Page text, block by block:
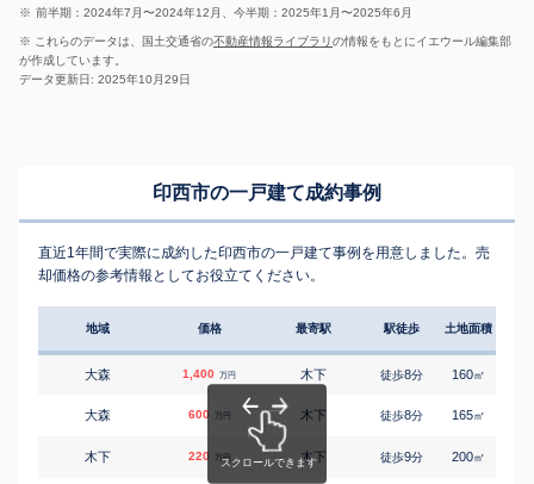
※ 前半期：2024年7月〜2024年12月、今半期：2025年1月〜2025年6月
※ これらのデータは、国土交通省の不動産情報ライブラリの情報をもとにイエウール編集部
が作成しています。
データ更新日: 2025年10月29日
印西市の一戸建て成約事例
直近1年間で実際に成約した印西市の一戸建て事例を用意しました。売
却価格の参考情報としてお役立てください。
地域 価格 最寄駅 駅徒歩 土地面積
大森 1,400 万円 木下 徒歩8分 160㎡
大森 600 万円 木下 徒歩8分 165㎡
木下 220 万円 木下 徒歩9分 200㎡